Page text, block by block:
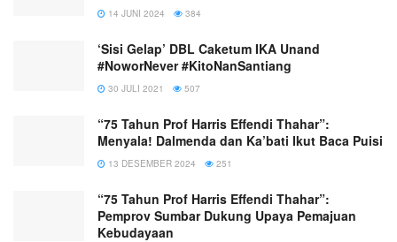
14 JUNI 2024 384
‘Sisi Gelap’ DBL Caketum IKA Unand
#NoworNever #KitoNanSantiang
30 JULI 2021 507
“75 Tahun Prof Harris Effendi Thahar”:
Menyala! Dalmenda dan Ka’bati Ikut Baca Puisi
13 DESEMBER 2024 251
“75 Tahun Prof Harris Effendi Thahar”:
Pemprov Sumbar Dukung Upaya Pemajuan
Kebudayaan